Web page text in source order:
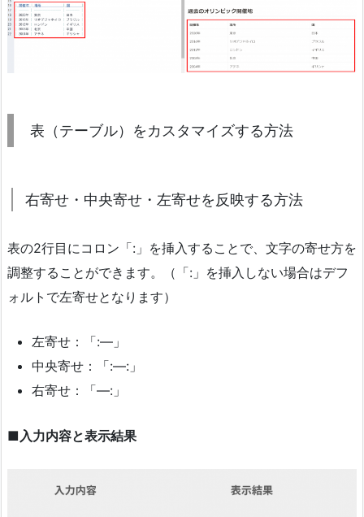
表（テーブル）をカスタマイズする方法
右寄せ・中央寄せ・左寄せを反映する方法
表の2行目にコロン「:」を挿入することで、文字の寄せ方を
調整することができます。（「:」を挿入しない場合はデフ
ォルトで左寄せとなります）
左寄せ：「:—」
中央寄せ：「:—:」
右寄せ：「—:」
■入力内容と表示結果